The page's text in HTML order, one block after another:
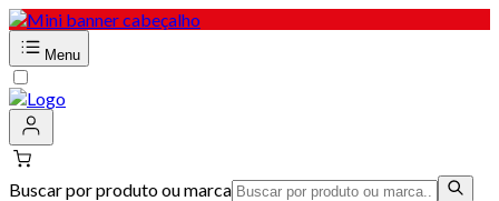
Menu
Buscar por produto ou marca